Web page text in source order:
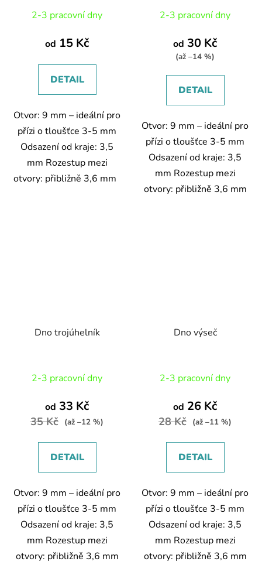
2-3 pracovní dny
od 15 Kč
DETAIL
Otvor: 9 mm – ideální pro
přízi o tloušťce 3-5 mm
Odsazení od kraje: 3,5
mm Rozestup mezi
otvory: přibližně 3,6 mm
2-3 pracovní dny
od 30 Kč
(až –14 %)
DETAIL
Otvor: 9 mm – ideální pro
přízi o tloušťce 3-5 mm
Odsazení od kraje: 3,5
mm Rozestup mezi
otvory: přibližně 3,6 mm
Dno trojúhelník
2-3 pracovní dny
od 33 Kč
35 Kč (až –12 %)
DETAIL
Otvor: 9 mm – ideální pro
přízi o tloušťce 3-5 mm
Odsazení od kraje: 3,5
mm Rozestup mezi
otvory: přibližně 3,6 mm
Dno výseč
2-3 pracovní dny
od 26 Kč
28 Kč (až –11 %)
DETAIL
Otvor: 9 mm – ideální pro
přízi o tloušťce 3-5 mm
Odsazení od kraje: 3,5
mm Rozestup mezi
otvory: přibližně 3,6 mm